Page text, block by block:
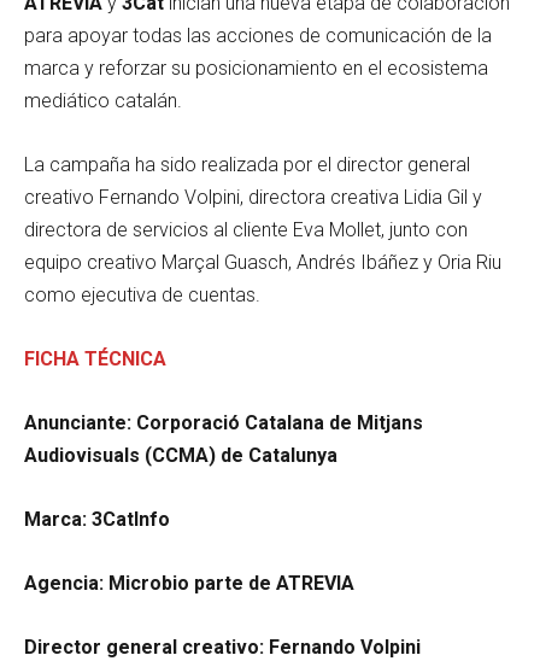
para apoyar todas las acciones de comunicación de la
marca y reforzar su posicionamiento en el ecosistema
mediático catalán.
La campaña ha sido realizada por el director general
creativo Fernando Volpini, directora creativa Lidia Gil y
directora de servicios al cliente Eva Mollet, junto con
equipo creativo Marçal Guasch, Andrés Ibáñez y Oria Riu
como ejecutiva de cuentas.
FICHA TÉCNICA
Anunciante: Corporació Catalana de Mitjans
Audiovisuals (CCMA) de Catalunya
Marca: 3CatInfo
Agencia: Microbio parte de ATREVIA
Director general creativo: Fernando Volpini